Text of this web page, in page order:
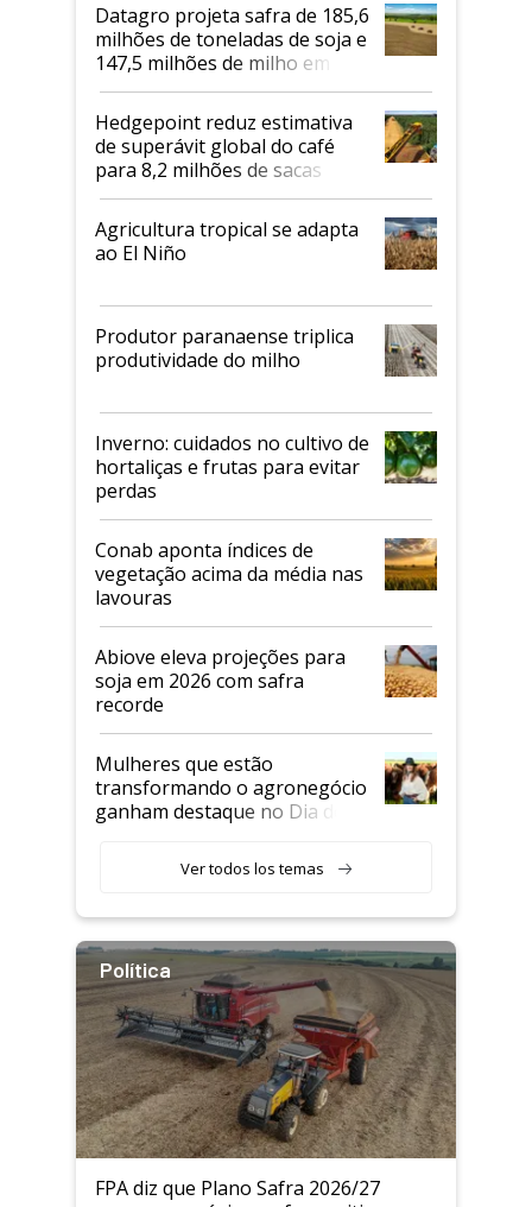
Datagro projeta safra de 185,6
milhões de toneladas de soja e
147,5 milhões de milho em
2026/27
Hedgepoint reduz estimativa
de superávit global do café
para 8,2 milhões de sacas
Agricultura tropical se adapta
ao El Niño
Produtor paranaense triplica
produtividade do milho
Inverno: cuidados no cultivo de
hortaliças e frutas para evitar
perdas
Conab aponta índices de
vegetação acima da média nas
lavouras
Abiove eleva projeções para
soja em 2026 com safra
recorde
Mulheres que estão
transformando o agronegócio
ganham destaque no Dia do
Ver todos los temas
Política
FPA diz que Plano Safra 2026/27